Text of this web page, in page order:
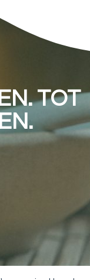
TOT